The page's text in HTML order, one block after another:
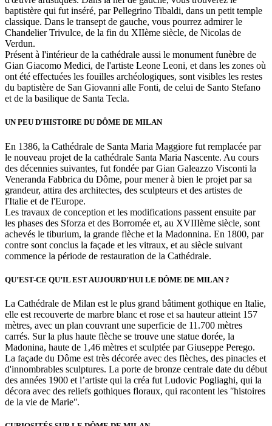
baptistère qui fut inséré, par Pellegrino Tibaldi, dans un petit temple
classique. Dans le transept de gauche, vous pourrez admirer le
Chandelier Trivulce, de la fin du XIIème siècle, de Nicolas de
Verdun.
Présent à l'intérieur de la cathédrale aussi le monument funèbre de
Gian Giacomo Medici, de l'artiste Leone Leoni, et dans les zones où
ont été effectuées les fouilles archéologiques, sont visibles les restes
du baptistère de San Giovanni alle Fonti, de celui de Santo Stefano
et de la basilique de Santa Tecla.
UN PEU D'HISTOIRE DU DÔME DE MILAN
En 1386, la Cathédrale de Santa Maria Maggiore fut remplacée par
le nouveau projet de la cathédrale Santa Maria Nascente. Au cours
des décennies suivantes, fut fondée par Gian Galeazzo Visconti la
Veneranda Fabbrica du Dôme, pour mener à bien le projet par sa
grandeur, attira des architectes, des sculpteurs et des artistes de
l'Italie et de l'Europe.
Les travaux de conception et les modifications passent ensuite par
les phases des Sforza et des Borromée et, au XVIIIème siècle, sont
achevés le tiburium, la grande flèche et la Madonnina. En 1800, par
contre sont conclus la façade et les vitraux, et au siècle suivant
commence la période de restauration de la Cathédrale.
QU’EST-CE QU’IL EST AUJOURD'HUI LE DÔME DE MILAN ?
La Cathédrale de Milan est le plus grand bâtiment gothique en Italie,
elle est recouverte de marbre blanc et rose et sa hauteur atteint 157
mètres, avec un plan couvrant une superficie de 11.700 mètres
carrés. Sur la plus haute flèche se trouve une statue dorée, la
Madonina, haute de 1,46 mètres et sculptée par Giuseppe Perego.
La façade du Dôme est très décorée avec des flèches, des pinacles et
d'innombrables sculptures. La porte de bronze centrale date du début
des années 1900 et l’artiste qui la créa fut Ludovic Pogliaghi, qui la
décora avec des reliefs gothiques floraux, qui racontent les ʺhistoires
de la vie de Marieʺ.